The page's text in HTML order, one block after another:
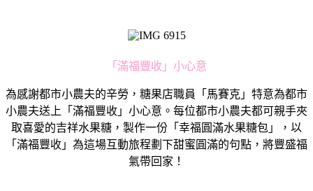
「滿福豐收」小心意
為感謝都市小農夫的辛勞，糖果店職員「馬賽克」特意為都市
小農夫送上「滿福豐收」小心意。每位都市小農夫都可親手夾
取喜愛的吉祥水果糖，製作一份「幸福圓滿水果糖包」，以
「滿福豐收」為這場互動旅程劃下甜蜜圓滿的句點，將豐盛福
氣帶回家！